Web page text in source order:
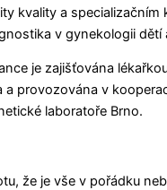
kvality a specializačním
v gynekologii dětí
je zajišťována
a provozována v
laboratoře Brno.
že je vše v pořádku